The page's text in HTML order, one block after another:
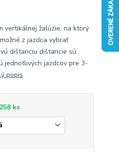
vertikálnej žalúzie, na ktorý
z jazdca vybrať
dištanciu dištancie sú
jednotlivých jazdcov pre 3-
popis
ks